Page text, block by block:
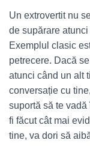
Un extrovertit nu
de supărare
Exemplul clasic
petrecere. Dacă
atunci când un alt
conversație cu
suportă să te
fi făcut cât mai
tine, va dori să